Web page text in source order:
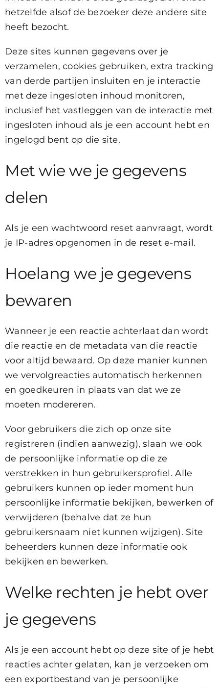
hetzelfde alsof de bezoeker deze andere site
heeft bezocht.
Deze sites kunnen gegevens over je
verzamelen, cookies gebruiken, extra tracking
van derde partijen insluiten en je interactie
met deze ingesloten inhoud monitoren,
inclusief het vastleggen van de interactie met
ingesloten inhoud als je een account hebt en
ingelogd bent op die site.
Met wie we je gegevens
delen
Als je een wachtwoord reset aanvraagt, wordt
je IP-adres opgenomen in de reset e-mail.
Hoelang we je gegevens
bewaren
Wanneer je een reactie achterlaat dan wordt
die reactie en de metadata van die reactie
voor altijd bewaard. Op deze manier kunnen
we vervolgreacties automatisch herkennen
en goedkeuren in plaats van dat we ze
moeten modereren.
Voor gebruikers die zich op onze site
registreren (indien aanwezig), slaan we ook
de persoonlijke informatie op die ze
verstrekken in hun gebruikersprofiel. Alle
gebruikers kunnen op ieder moment hun
persoonlijke informatie bekijken, bewerken of
verwijderen (behalve dat ze hun
gebruikersnaam niet kunnen wijzigen). Site
beheerders kunnen deze informatie ook
bekijken en bewerken.
Welke rechten je hebt over
je gegevens
Als je een account hebt op deze site of je hebt
reacties achter gelaten, kan je verzoeken om
een exportbestand van je persoonlijke